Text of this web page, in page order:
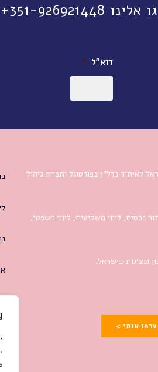
פרטים:
דוא״ל *
לאיתור נדל”ן בפורטוגל וחברת ניהול
נכסים, ליווי משקיעים, ליווי משפטי,
ונציגות בישראל.
צרפו אותי >